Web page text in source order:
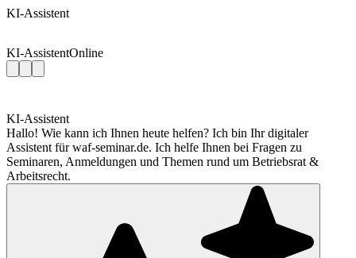
KI-Assistent
KI-AssistentOnline
KI-Assistent
Hallo! Wie kann ich Ihnen heute helfen? Ich bin Ihr digitaler
Assistent für waf-seminar.de. Ich helfe Ihnen bei Fragen zu
Seminaren, Anmeldungen und Themen rund um Betriebsrat &
Arbeitsrecht.